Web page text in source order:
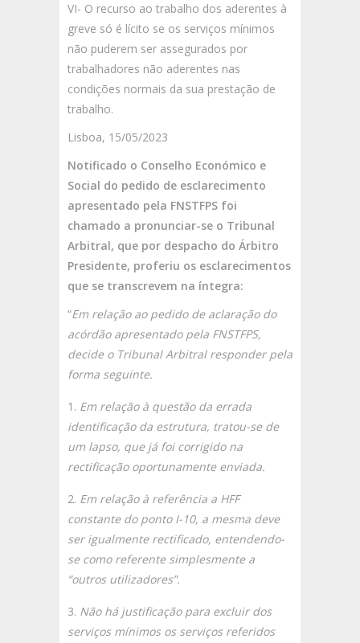
VI- O recurso ao trabalho dos aderentes à
greve só é lícito se os serviços mínimos
não puderem ser assegurados por
trabalhadores não aderentes nas
condições normais da sua prestação de
trabalho.
Lisboa, 15/05/2023
Notificado o Conselho Económico e
Social do pedido de esclarecimento
apresentado pela FNSTFPS foi
chamado a pronunciar-se o Tribunal
Arbitral, que por despacho do Árbitro
Presidente, proferiu os esclarecimentos
que se transcrevem na íntegra:
“Em relação ao pedido de aclaração do
acórdão apresentado pela FNSTFPS,
decide o Tribunal Arbitral responder pela
forma seguinte.
Em relação à questão da errada
identificação da estrutura, tratou-se de
um lapso, que já foi corrigido na
rectificação oportunamente enviada.
Em relação à referência a HFF
constante do ponto I-10, a mesma deve
ser igualmente rectificado, entendendo-
se como referente simplesmente a
“outros utilizadores”.
Não há justificação para excluir dos
serviços mínimos os serviços referidos